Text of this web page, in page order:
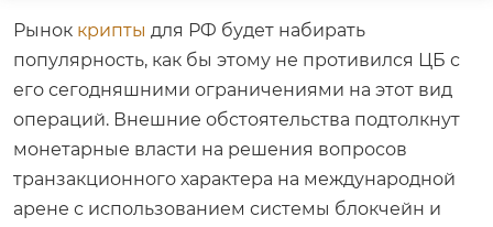
Рынок крипты для РФ будет набирать
популярность, как бы этому не противился ЦБ с
его сегодняшними ограничениями на этот вид
операций. Внешние обстоятельства подтолкнут
монетарные власти на решения вопросов
транзакционного характера на международной
арене с использованием системы блокчейн и